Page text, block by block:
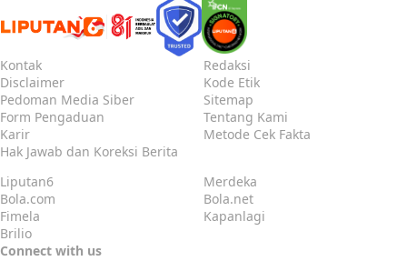
Kontak
Redaksi
Disclaimer
Kode Etik
Pedoman Media Siber
Sitemap
Form Pengaduan
Tentang Kami
Karir
Metode Cek Fakta
Hak Jawab dan Koreksi Berita
Liputan6
Merdeka
Bola.com
Bola.net
Fimela
Kapanlagi
Brilio
Connect with us